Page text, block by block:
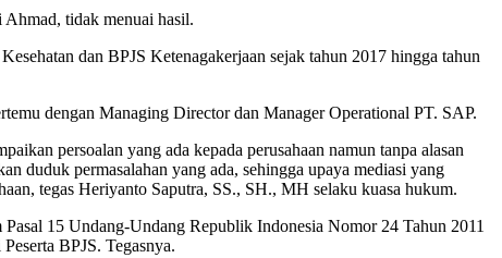
tidak menuai hasil.
dan BPJS Ketenagakerjaan sejak tahun 2017 hingga tahun
dengan Managing Director dan Manager Operational PT. SAP.
persoalan yang ada kepada perusahaan namun tanpa alasan
duduk permasalahan yang ada, sehingga upaya mediasi yang
tegas Heriyanto Saputra, SS., SH., MH selaku kuasa hukum.
15 Undang-Undang Republik Indonesia Nomor 24 Tahun 2011
BPJS. Tegasnya.